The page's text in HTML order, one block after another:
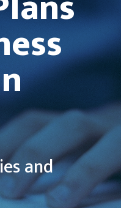
and